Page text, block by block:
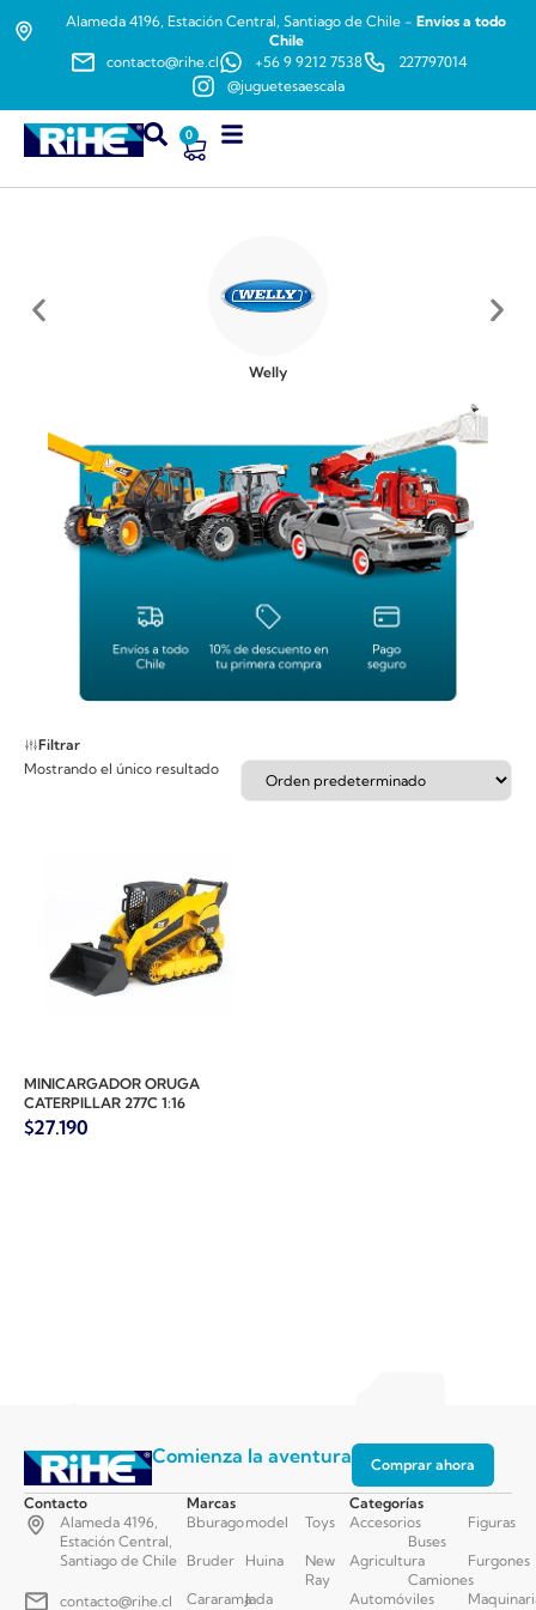
Alameda 4196, Estación Central, Santiago de Chile - Envíos a todo
Chile
contacto@rihe.cl
+56 9 9212 7538
227797014
@juguetesaescala
0
Welly
Filtrar
Mostrando el único resultado
MINICARGADOR ORUGA
CATERPILLAR 277C 1:16
$27.190
Comienza la aventura Comprar ahora
Contacto
Alameda 4196,
Estación Central,
Santiago de Chile
contacto@rihe.cl
Marcas
Bburago
Bruder
Cararama
model
Huina
Jada
Toys
New
Ray
Categorías
Accesorios
Agricultura
Automóviles
Buses
Camiones
Figuras
Furgones